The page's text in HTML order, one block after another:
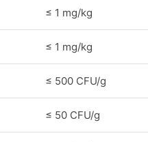
≤ 1 mg/kg
≤ 1 mg/kg
≤ 500 CFU/g
≤ 50 CFU/g